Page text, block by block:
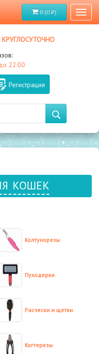
0 (0 ₽)
круглосуточно
22:00
Регистрация
кошек
Колтунорезы
Пуходерки
Расчески и щетки
Когтерезы